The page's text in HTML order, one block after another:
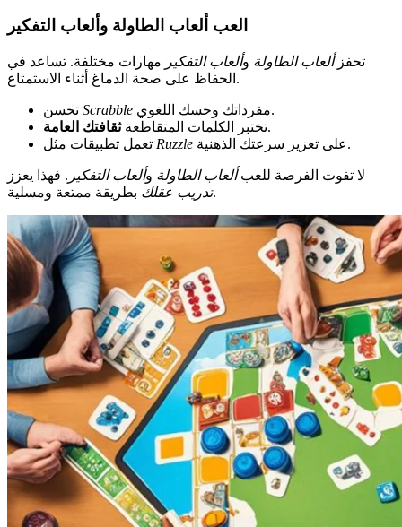
العب ألعاب الطاولة وألعاب التفكير
تحفزألعاب الطاولة وألعاب التفكير مهارات مختلفة. تساعد في
الحفاظ على صحة الدماغ أثناء الاستمتاع.
Scrabble
مفرداتك وحسك اللغوي.
تختبر الكلمات المتقاطعةثقافتك العامة
.
Ruzzle على تعزيز سرعتك الذهنية.
لا تفوت الفرصة للعبألعاب الطاولة وألعاب التفكير . فهذا يعزز
تدريب عقلكبطريقة ممتعة ومسلية.